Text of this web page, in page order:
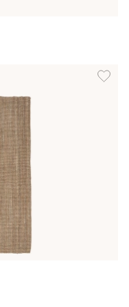
även i dessa färger:
Lägg